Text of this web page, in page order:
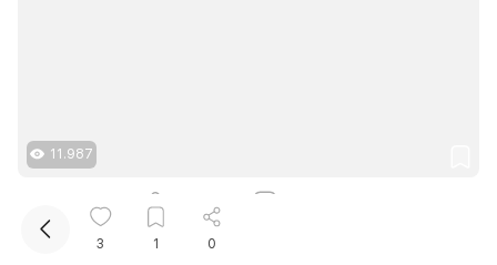
11.987
Trình Cà Phê - Khi những vật liệu cũ được kể lại bằng
3 1 0